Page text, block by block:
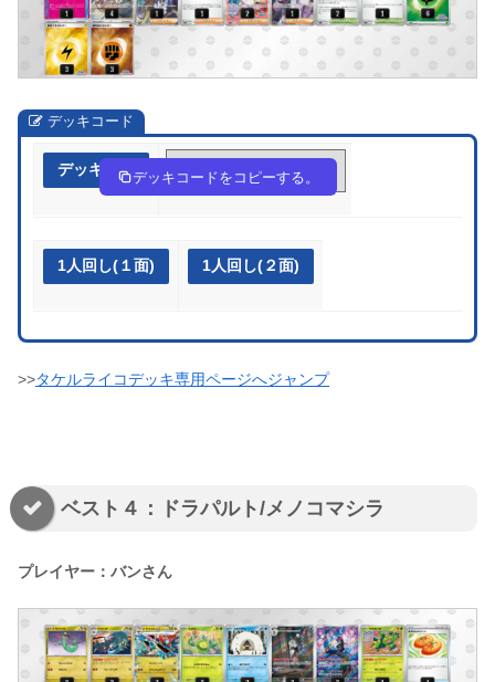
デッキコード
デッキ作成 pE2ypp-Gy3eQJ-2MySUM
デッキコードをコピーする。
1人回し(１面) 1人回し(２面)
>>タケルライコデッキ専用ページへジャンプ
ベスト４：ドラパルト/メノコマシラ
プレイヤー：バンさん